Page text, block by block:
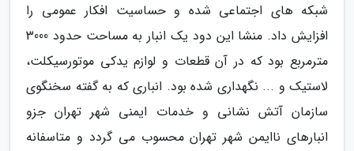
شبکه های اجتماعی شده و حساسیت افکار عمومی را
افزایش داد. منشا این دود یک انبار به مساحت حدود 3000
مترمربع بود که در آن قطعات و لوازم یدکی موتورسیکلت،
لاستیک و ... نگهداری شده بود. انباری که به گفته سخنگوی
سازمان آتش نشانی و خدمات ایمنی شهر تهران جزو
انبارهای ناایمن شهر تهران محسوب می گردد و متاسفانه